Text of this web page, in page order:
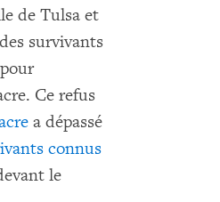
de Tulsa et
survivants
Ce refus
a dépassé
connus
le